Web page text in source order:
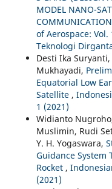
MODEL NANO-
COMMUNICATION
of Aerospace: Vol.
Teknologi
Desti Ika
Mukhayadi,
Equatorial Low
Satellite ,
1 (2021)
Widianto
Muslimin, Rudi
Y. H. Yogaswara,
Guidance System
Rocket ,
(2021)